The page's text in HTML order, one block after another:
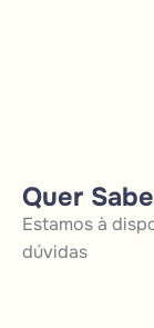
Quer
Estamos à
dúvidas